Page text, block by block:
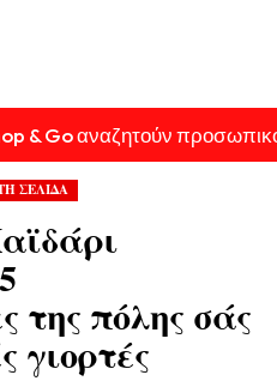
& Go αναζητούν
ΣΕΛΙΔΑ
της πόλης σάς
γιορτές